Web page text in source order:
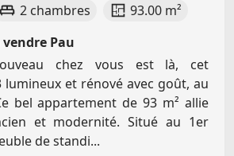
2 chambres
93.00 m²
Pau
chez vous est là, cet
et rénové avec goût, au
bel appartement de 93 m² allie
et modernité. Situé au 1er
de standi...